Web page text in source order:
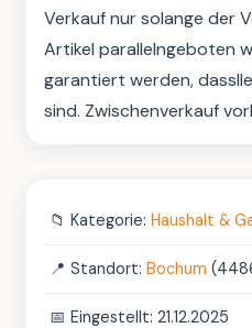
Verkauf nur solange der
Artikel parallelngeboten
garantiert werden,
sind. Zwischenverkauf
📁 Kategorie: Haushalt &
📍 Standort: Bochum
📅 Eingestellt: 21.12.2025